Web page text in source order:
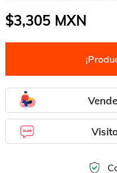
$3,305MXN